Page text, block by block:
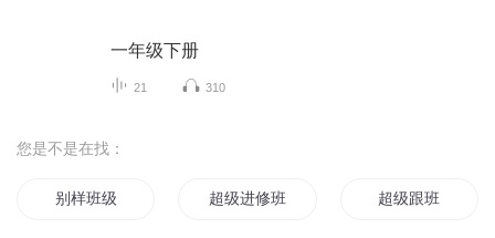
一年级下册
21 310
您是不是在找：
别样班级 超级进修班系统 超级跟班